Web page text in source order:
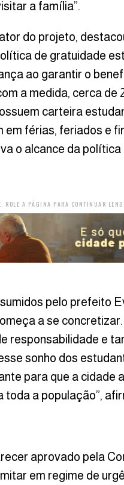
a família”.
do projeto,
de gratuidade
ao garantir o
a medida, cerca de
carteira
férias, feriados e
o alcance da política
ROLE A PÁGINA PARA CONTINUAR
pelo prefeito
a se
responsabilidade e
sonho dos
para que a cidade
a população”,
aprovado pela
em regime de